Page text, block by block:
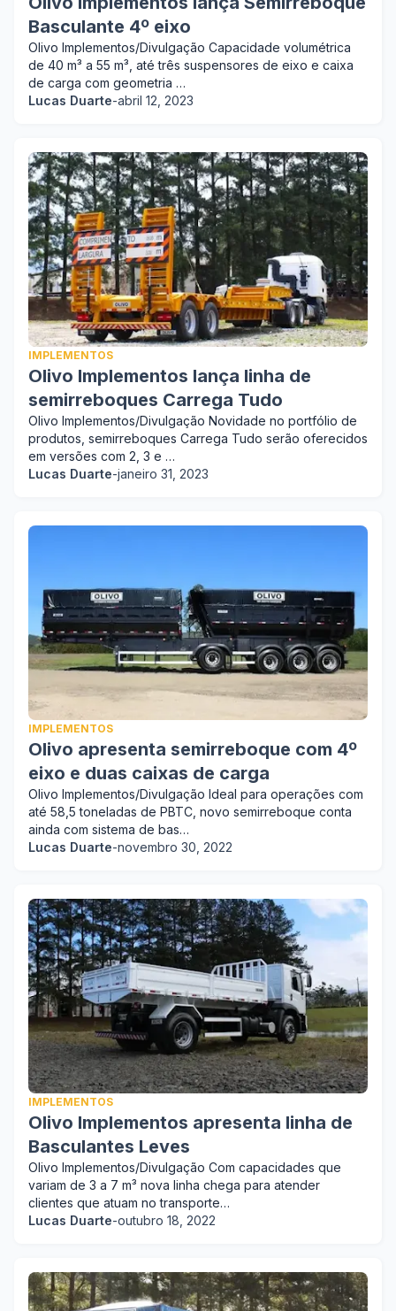
Basculante 4º eixo
Olivo Implementos/Divulgação Capacidade volumétrica
de 40 m³ a 55 m³, até três suspensores de eixo e caixa
de carga com geometria …
Lucas Duarte-abril 12, 2023
IMPLEMENTOS
Olivo Implementos lança linha de
semirreboques Carrega Tudo
Olivo Implementos/Divulgação Novidade no portfólio de
produtos, semirreboques Carrega Tudo serão oferecidos
em versões com 2, 3 e …
Lucas Duarte-janeiro 31, 2023
IMPLEMENTOS
Olivo apresenta semirreboque com 4º
eixo e duas caixas de carga
Olivo Implementos/Divulgação Ideal para operações com
até 58,5 toneladas de PBTC, novo semirreboque conta
ainda com sistema de bas…
Lucas Duarte-novembro 30, 2022
IMPLEMENTOS
Olivo Implementos apresenta linha de
Basculantes Leves
Olivo Implementos/Divulgação Com capacidades que
variam de 3 a 7 m³ nova linha chega para atender
clientes que atuam no transporte…
Lucas Duarte-outubro 18, 2022